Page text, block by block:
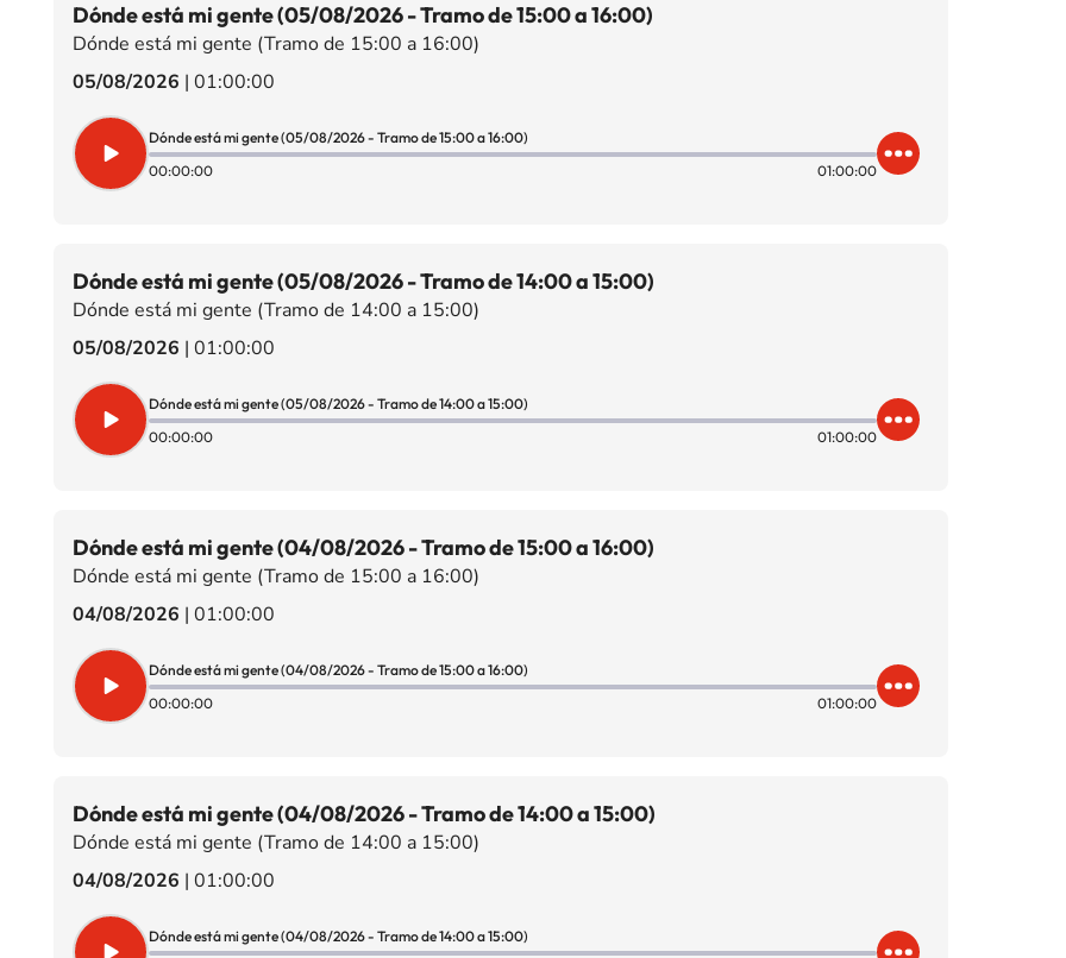
Dónde está mi gente (05/08/2026 - Tramo de 15:00 a 16:00)
Dónde está mi gente (Tramo de 15:00 a 16:00)
05/08/2026 | 01:00:00
Dónde está mi gente (05/08/2026 - Tramo de 15:00 a 16:00)
00:00:00
01:00:00
Dónde está mi gente (05/08/2026 - Tramo de 14:00 a 15:00)
Dónde está mi gente (Tramo de 14:00 a 15:00)
05/08/2026 | 01:00:00
Dónde está mi gente (05/08/2026 - Tramo de 14:00 a 15:00)
00:00:00
01:00:00
Dónde está mi gente (04/08/2026 - Tramo de 15:00 a 16:00)
Dónde está mi gente (Tramo de 15:00 a 16:00)
04/08/2026 | 01:00:00
Dónde está mi gente (04/08/2026 - Tramo de 15:00 a 16:00)
00:00:00
01:00:00
Dónde está mi gente (04/08/2026 - Tramo de 14:00 a 15:00)
Dónde está mi gente (Tramo de 14:00 a 15:00)
04/08/2026 | 01:00:00
Dónde está mi gente (04/08/2026 - Tramo de 14:00 a 15:00)